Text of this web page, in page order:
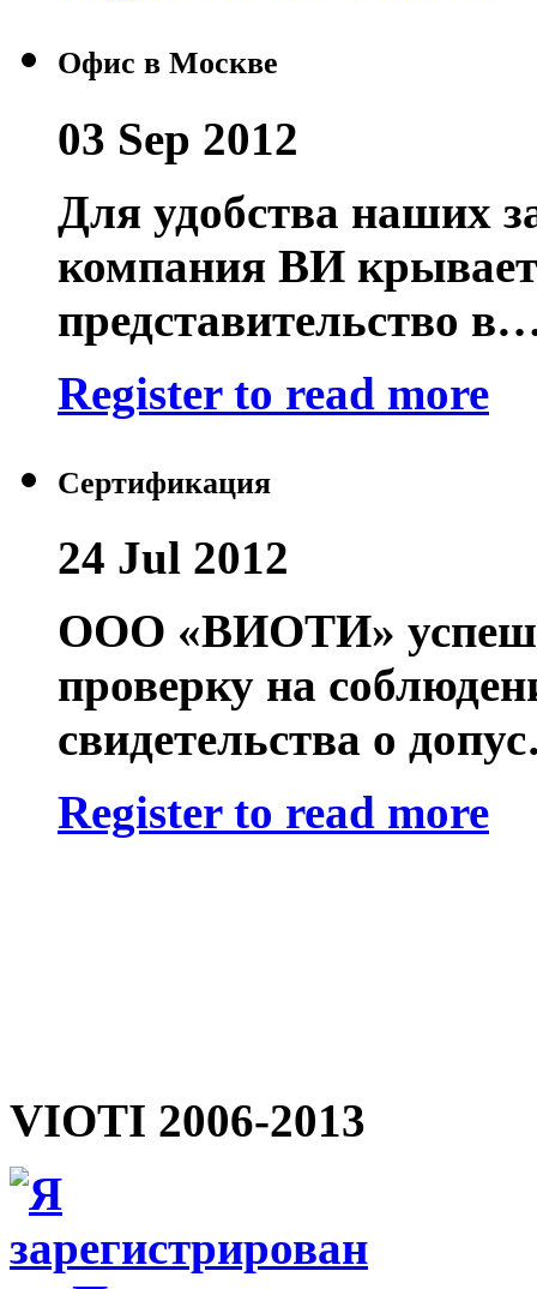
Офис в Москве
03 Sep 2012
Для удобства наших
компания ВИ крывает
представительство
Register to read more
Сертификация
24 Jul 2012
ООО «ВИОТИ»
проверку на
свидетельства о
Register to read more
VIOTI 2006-2013